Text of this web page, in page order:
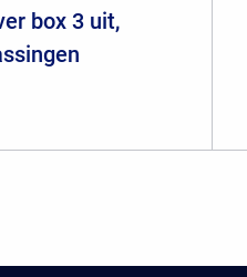
box 3 uit,